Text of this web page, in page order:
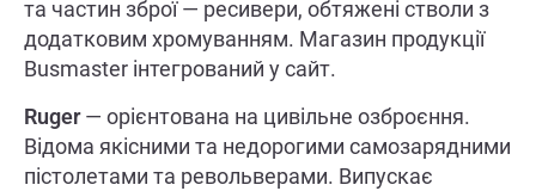
та частин зброї — ресивери, обтяжені стволи з
додатковим хромуванням. Магазин продукції
Busmaster інтегрований у сайт.
Ruger— орієнтована на цивільне озброєння.
Відома якісними та недорогими самозарядними
пістолетами та револьверами. Випускає